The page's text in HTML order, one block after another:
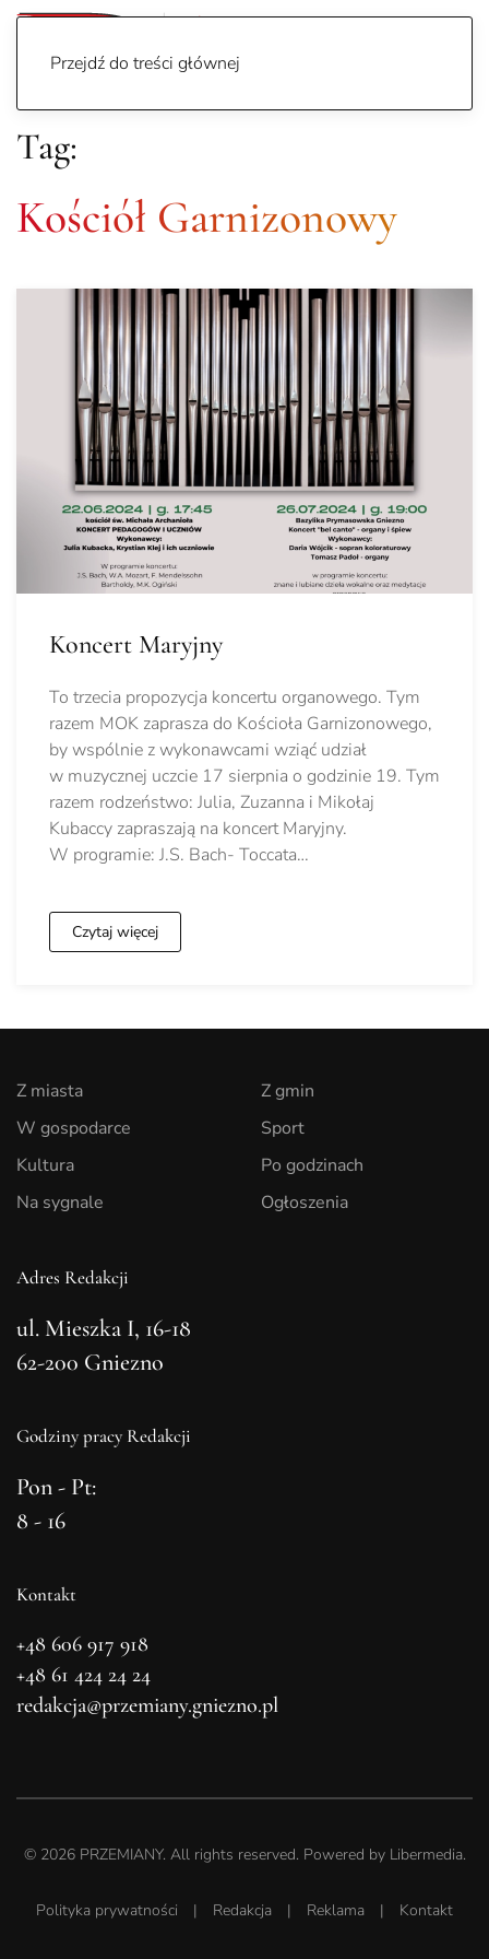
Przejdź do treści głównej
Tag:
Kościół Garnizonowy
Koncert Maryjny
To trzecia propozycja koncertu organowego. Tym
razem MOK zaprasza do Kościoła Garnizonowego,
by wspólnie z wykonawcami wziąć udział
w muzycznej uczcie 17 sierpnia o godzinie 19. Tym
razem rodzeństwo: Julia, Zuzanna i Mikołaj
Kubaccy zapraszają na koncert Maryjny.
W programie: J.S. Bach- Toccata…
Czytaj więcej
Z miasta
W gospodarce
Kultura
Na sygnale
Z gmin
Sport
Po godzinach
Ogłoszenia
Adres Redakcji
ul. Mieszka I, 16-18
62-200 Gniezno
Godziny pracy Redakcji
Pon - Pt:
8 - 16
Kontakt
+48 606 917 918
+48 61 424 24 24
redakcja@przemiany.gniezno.pl
© 2026PRZEMIANY. All rights reserved. Powered by Libermedia.
Polityka prywatności | Redakcja | Reklama | Kontakt